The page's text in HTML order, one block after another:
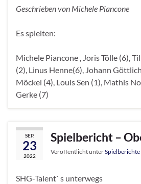
Geschrieben von Michele Piancone
Es spielten:
Michele Piancone , Joris Tölle (6),
(2), Linus Henne(6), Johann
Möckel (4), Louis Sen (1), Mathis
Gerke (7)
SEP.
23
2022
Spielbericht –
Veröffentlicht unterSpielberichte
SHG-Talent` s unterwegs